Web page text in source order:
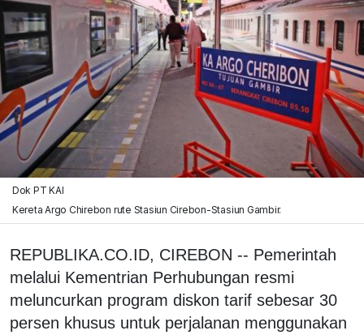
Dok PT KAI
Kereta Argo Chirebon rute Stasiun Cirebon-Stasiun Gambir.
REPUBLIKA.CO.ID, CIREBON -- Pemerintah
melalui Kementrian Perhubungan resmi
meluncurkan program diskon tarif sebesar 30
persen khusus untuk perjalanan menggunakan